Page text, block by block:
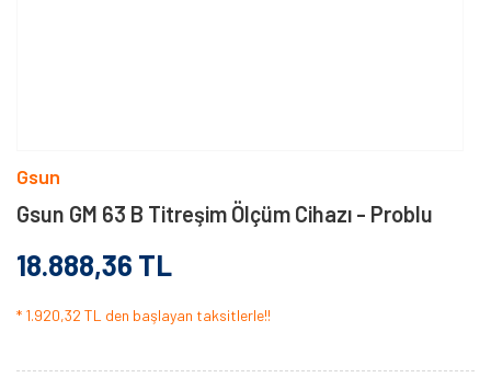
Gsun
Gsun GM 63 B Titreşim Ölçüm Cihazı - Problu
18.888,36 TL
* 1.920,32 TL den başlayan taksitlerle!!